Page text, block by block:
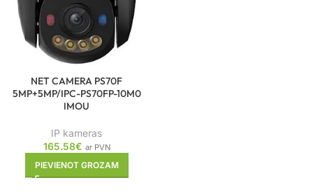
NET CAMERA PS70F
5MP+5MP/IPC-PS70FP-10M0
IMOU
IP kameras
165.58€ ar PVN
PIEVIENOT GROZAM